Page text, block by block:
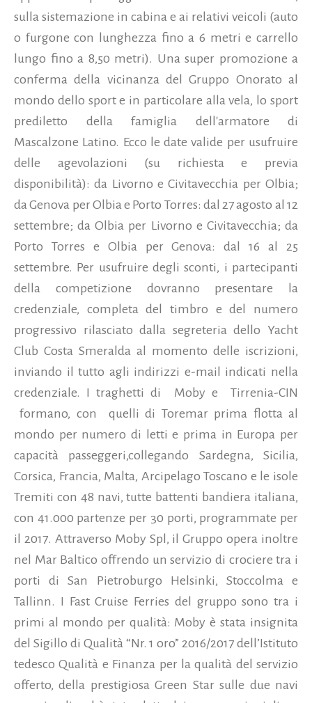
sulla sistemazione in cabina e ai relativi veicoli (auto
o furgone con lunghezza fino a 6 metri e carrello
lungo fino a 8,50 metri). Una super promozione a
conferma della vicinanza del Gruppo Onorato al
mondo dello sport e in particolare alla vela, lo sport
prediletto della famiglia dell'armatore di
Mascalzone Latino. Ecco le date valide per usufruire
delle agevolazioni (su richiesta e previa
disponibilità): da Livorno e Civitavecchia per Olbia;
da Genova per Olbia e Porto Torres: dal 27 agosto al 12
settembre; da Olbia per Livorno e Civitavecchia; da
Porto Torres e Olbia per Genova: dal 16 al 25
settembre. Per usufruire degli sconti, i partecipanti
della competizione dovranno presentare la
credenziale, completa del timbro e del numero
progressivo rilasciato dalla segreteria dello Yacht
Club Costa Smeralda al momento delle iscrizioni,
inviando il tutto agli indirizzi e-mail indicati nella
credenziale. I traghetti di Moby e Tirrenia-CIN
formano, con quelli di Toremar prima flotta al
mondo per numero di letti e prima in Europa per
capacità passeggeri,collegando Sardegna, Sicilia,
Corsica, Francia, Malta, Arcipelago Toscano e le isole
Tremiti con 48 navi, tutte battenti bandiera italiana,
con 41.000 partenze per 30 porti, programmate per
il 2017. Attraverso Moby Spl, il Gruppo opera inoltre
nel Mar Baltico offrendo un servizio di crociere tra i
porti di San Pietroburgo Helsinki, Stoccolma e
Tallinn. I Fast Cruise Ferries del gruppo sono tra i
primi al mondo per qualità: Moby è stata insignita
del Sigillo di Qualità “Nr. 1 oro” 2016/2017 dell’Istituto
tedesco Qualità e Finanza per la qualità del servizio
offerto, della prestigiosa Green Star sulle due navi